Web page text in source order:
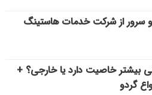
از شرکت خدمات هاستینگ
بیشتر خاصیت دارد یا خارجی؟ +
گردو